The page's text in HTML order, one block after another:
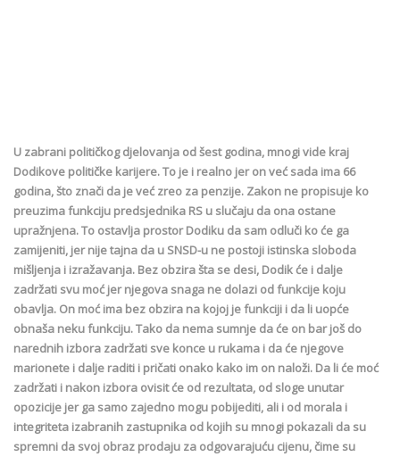
U zabrani političkog djelovanja od šest godina, mnogi vide kraj
Dodikove političke karijere. To je i realno jer on već sada ima 66
godina, što znači da je već zreo za penzije. Zakon ne propisuje ko
preuzima funkciju predsjednika RS u slučaju da ona ostane
upražnjena. To ostavlja prostor Dodiku da sam odluči ko će ga
zamijeniti, jer nije tajna da u SNSD-u ne postoji istinska sloboda
mišljenja i izražavanja. Bez obzira šta se desi, Dodik će i dalje
zadržati svu moć jer njegova snaga ne dolazi od funkcije koju
obavlja. On moć ima bez obzira na kojoj je funkciji i da li uopće
obnaša neku funkciju. Tako da nema sumnje da će on bar još do
narednih izbora zadržati sve konce u rukama i da će njegove
marionete i dalje raditi i pričati onako kako im on naloži. Da li će moć
zadržati i nakon izbora ovisit će od rezultata, od sloge unutar
opozicije jer ga samo zajedno mogu pobijediti, ali i od morala i
integriteta izabranih zastupnika od kojih su mnogi pokazali da su
spremni da svoj obraz prodaju za odgovarajuću cijenu, čime su